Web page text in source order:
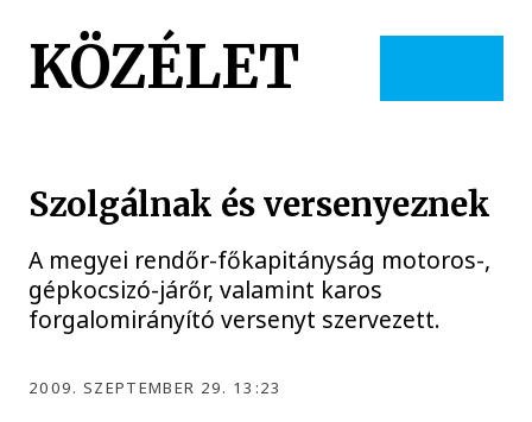
KÖZÉLET
Szolgálnak és versenyeznek
A megyei rendőr-főkapitányság motoros-,
gépkocsizó-járőr, valamint karos
forgalomirányító versenyt szervezett.
2009. SZEPTEMBER 29. 13:23